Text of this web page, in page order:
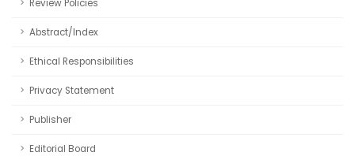
Review Policies
Abstract/Index
Ethical Responsibilities
Privacy Statement
Publisher
Editorial Board